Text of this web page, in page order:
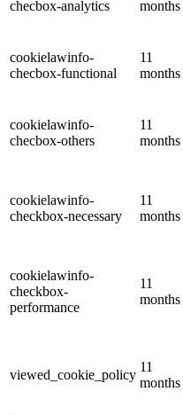
checbox-analytics
months
cookielawinfo-
checbox-functional
11
months
cookielawinfo-
checbox-others
11
months
cookielawinfo-
checkbox-necessary
11
months
cookielawinfo-
checkbox-
performance
11
months
viewed_cookie_policy
11
months